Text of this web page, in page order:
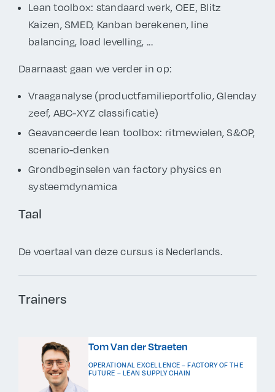
Lean toolbox: standaard werk, OEE, Blitz
Kaizen, SMED, Kanban berekenen, line
balancing, load levelling, ...
Daarnaast gaan we verder in op:
Vraaganalyse (productfamilieportfolio, Glenday
zeef, ABC-XYZ classificatie)
Geavanceerde lean toolbox: ritmewielen, S&OP,
scenario-denken
Grondbeginselen van factory physics en
systeemdynamica
Taal
De voertaal van deze cursus is Nederlands.
Trainers
Tom Van der Straeten
OPERATIONAL EXCELLENCE – FACTORY OF THE
FUTURE – LEAN SUPPLY CHAIN